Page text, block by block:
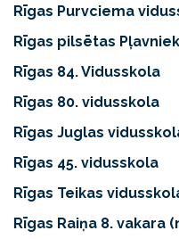
Rīgas Purvciema
Rīgas pilsētas
Rīgas 84. Vidusskola
Rīgas 80. vidusskola
Rīgas Juglas
Rīgas 45. vidusskola
Rīgas Teikas
Rīgas Raiņa 8. vakara